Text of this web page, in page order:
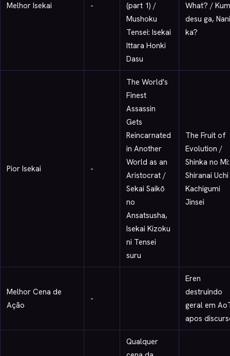
Melhor Isekai -
(part 1) /
Mushoku
Tensei: Isekai
Ittara Honki
Dasu
What? /
desu ga, Nani
ka?
Pior Isekai -
The World's
Finest
Assassin
Gets
Reincarnated
in Another
World as an
Aristocrat /
Sekai Saikō
no
Ansatsusha,
Isekai Kizoku
ni Tensei
suru
The Fruit of
Evolution /
Shinka no Mi:
Shiranai
Kachigumi
Jinsei
Melhor Cena de
Ação
-
Eren
destruindo
geral em
apos
Qualquer